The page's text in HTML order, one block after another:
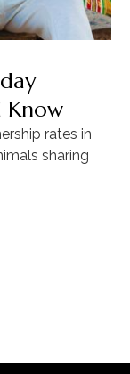
Know
rates in
sharing